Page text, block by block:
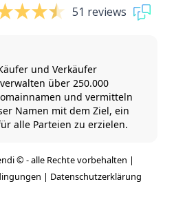
51 reviews
und Verkäufer
über 250.000
und vermitteln
Namen mit dem Ziel, ein
alle Parteien zu erzielen.
© - alle Rechte vorbehalten |
| Datenschutzerklärung